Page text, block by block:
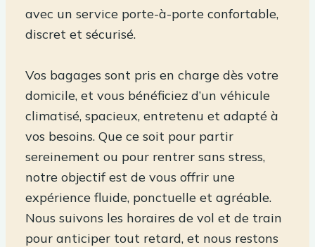
avec un service porte-à-porte confortable,
discret et sécurisé.
Vos bagages sont pris en charge dès votre
domicile, et vous bénéficiez d’un véhicule
climatisé, spacieux, entretenu et adapté à
vos besoins. Que ce soit pour partir
sereinement ou pour rentrer sans stress,
notre objectif est de vous offrir une
expérience fluide, ponctuelle et agréable.
Nous suivons les horaires de vol et de train
pour anticiper tout retard, et nous restons